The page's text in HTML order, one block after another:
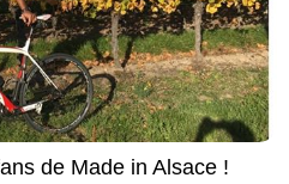
de Made in Alsace !